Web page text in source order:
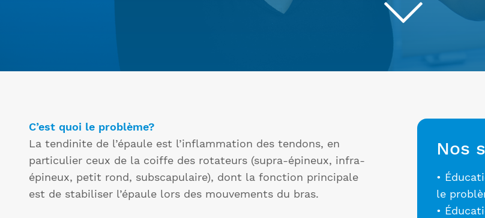
C’est quoi le problème?
La tendinite de l’épaule est l’inflammation des tendons, en
particulier ceux de la coiffe des rotateurs (supra-épineux, infra-
épineux, petit rond, subscapulaire), dont la fonction principale
est de stabiliser l’épaule lors des mouvements du bras.
Nos
•
le
•